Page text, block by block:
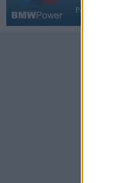
Par BMWPower